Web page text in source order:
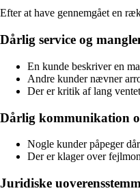
Efter at have gennemgået en
Dårlig service og
En kunde beskriver en
Andre kunder nævner
Der er kritik af lang
Dårlig kommunikation
Nogle kunder påpeger
Der er klager over
Juridiske